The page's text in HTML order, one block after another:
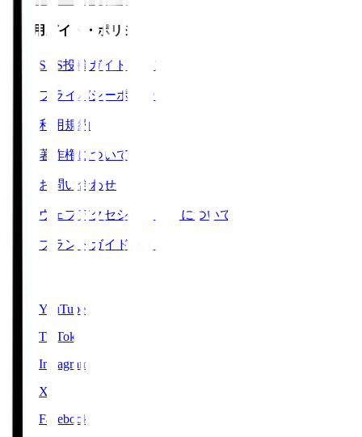
ご利用ガイド・ポリシー
SNS投稿ガイドライン
プライバシーポリシー
利用規約
著作権について
お問い合わせ
ウェブアクセシビリティについて
ブランドガイドライン
YouTube
TikTok
Instagram
X
Facebook